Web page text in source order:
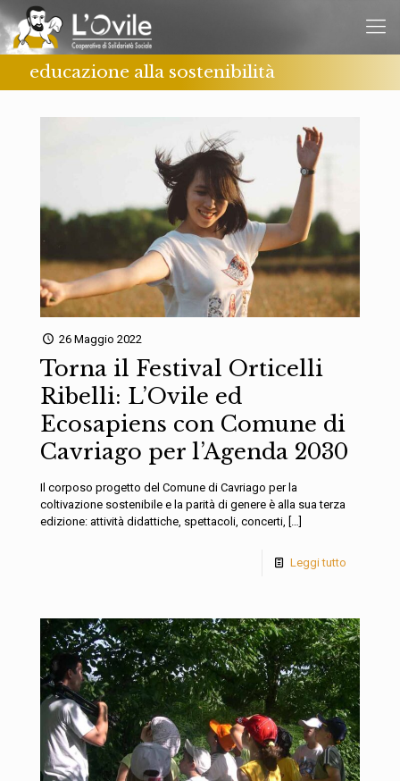
educazione alla sostenibilità
26 Maggio 2022
Torna il Festival Orticelli
Ribelli: L’Ovile ed
Ecosapiens con Comune di
Cavriago per l’Agenda 2030
Il corposo progetto del Comune di Cavriago per la
coltivazione sostenibile e la parità di genere è alla sua terza
edizione: attività didattiche, spettacoli, concerti,
Leggi tutto